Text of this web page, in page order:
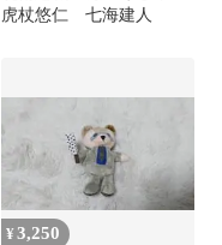
虎杖悠仁 七海建人
¥3,250